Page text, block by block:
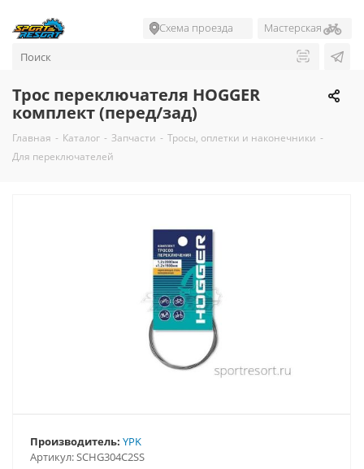
Схема проезда Мастерская
Трос переключателя HOGGER
комплект (перед/зад)
Главная - Каталог - Запчасти - Тросы, оплетки и наконечники -
Для переключателей
Артикул:SCHG304C2SS
Производитель: YPK